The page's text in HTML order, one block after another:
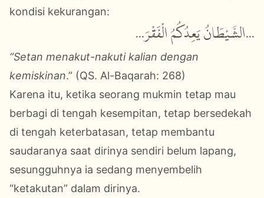
kondisi kekurangan:
...الشَّيْطَانُ يَعِدُكُمُ الْفَقْرَ...
“Setan menakut-nakuti kalian dengan
kemiskinan.” (QS. Al-Baqarah: 268)
Karena itu, ketika seorang mukmin tetap mau
berbagi di tengah kesempitan, tetap bersedekah
di tengah keterbatasan, tetap membantu
saudaranya saat dirinya sendiri belum lapang,
sesungguhnya ia sedang menyembelih
“ketakutan” dalam dirinya.